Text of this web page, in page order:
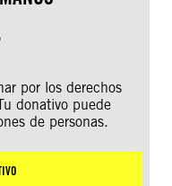
por los derechos
donativo puede
de personas.